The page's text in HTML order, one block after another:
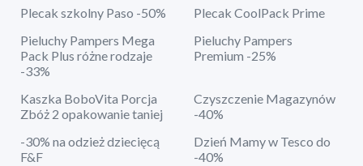
Plecak szkolny Paso -50%
Plecak CoolPack Prime
Pieluchy Pampers Mega
Pack Plus różne rodzaje
-33%
Pieluchy Pampers
Premium -25%
Kaszka BoboVita Porcja
Zbóż 2 opakowanie taniej
Czyszczenie Magazynów
-40%
-30% na odzież dziecięcą
F&F
Dzień Mamy w Tesco do
-40%